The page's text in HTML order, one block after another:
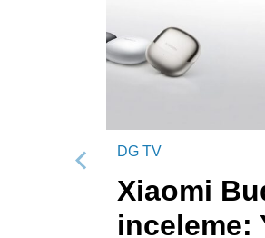
DG TV
Xiaomi
inceleme:
Önceki